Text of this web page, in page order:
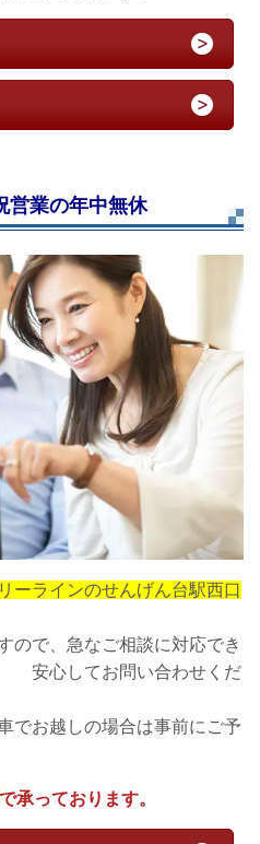
営業の年中無休
ーラインのせんげん台駅西口
ので、急なご相談に対応でき
安心してお問い合わせくだ
でお越しの場合は事前にご予
で承っております。